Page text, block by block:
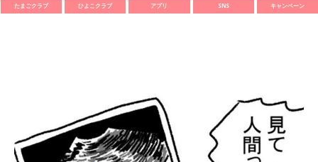
たまごクラブ ひよこクラブ アプリ SNS キャンペーン